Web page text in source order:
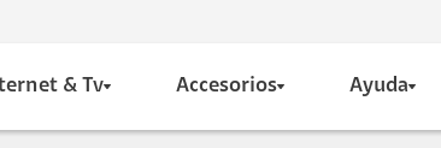
& Tv Accesorios Ayuda